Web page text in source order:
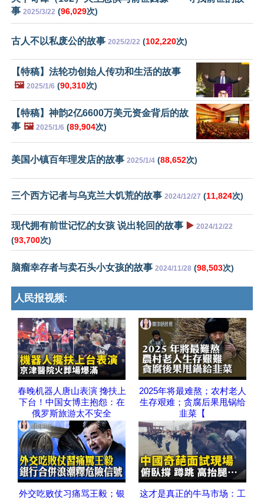
事 2025/3/22 (96,029次)
古人不以私废公的故事 2025/2/22 (102,220次)
【特稿】法轮功创始人传功和生活的故事
🖼️ 2025/1/6 (90,310次)
【特稿】神韵2亿6600万美元资金背后的故
事 🖼️ 2025/1/6 (89,904次)
美国小镇百年理发店的故事 2025/1/4 (88,652次)
三个西方记者与乌克兰大饥荒的故事 2024/12/27 (11,824次)
现代拥有前世记忆的女孩 说出轮回的故事 ▶️ 2024/12/22
(93,700次)
脑瘤幸存者与卖石头小女孩的故事 2024/11/28 (98,503次)
人民报视频:
春晚机器人唐山表演 搀扶上
下台！中国女博主抱怨：在
俄罗斯旅游太不安全
2025年将最难熬；农村老人
生存艰难；贪腐后果甩锅给
韭菜【
外交吃败仗习痛骂王毅；银
这才是真正的牛马市场：工